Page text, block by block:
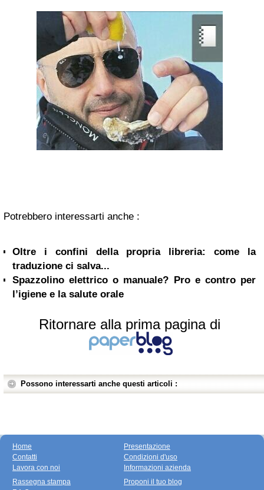
Potrebbero interessarti anche :
Oltre i confini della propria libreria: come la
traduzione ci salva...
Spazzolino elettrico o manuale? Pro e contro per
l’igiene e la salute orale
Ritornare alla prima pagina di
Possono interessarti anche questi articoli :
Home
Contatti
Lavora con noi
Presentazione
Condizioni d'uso
Informazioni azienda
Rassegna stampa
Proponi il tuo blog